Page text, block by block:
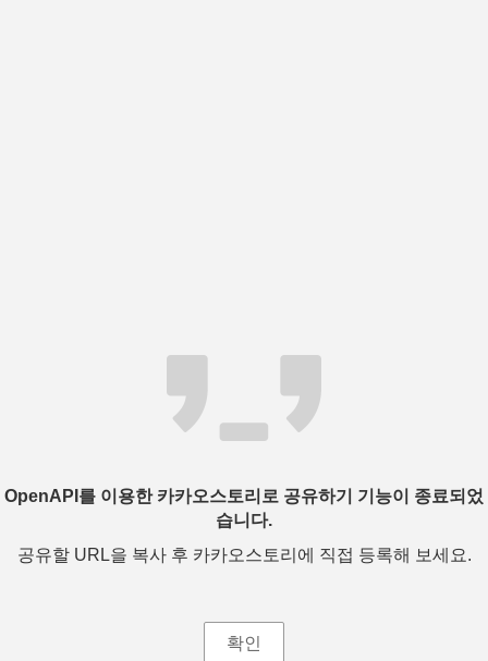
OpenAPI를 이용한 카카오스토리로 공유하기 기능이 종료되었
습니다.
공유할 URL을 복사 후 카카오스토리에 직접 등록해 보세요.
확인